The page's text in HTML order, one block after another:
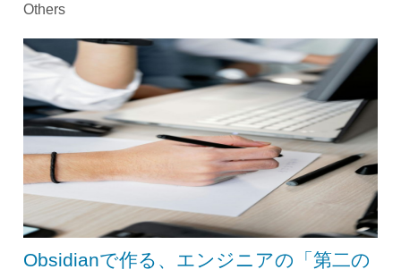
Others
Obsidianで作る、エンジニアの「第二の